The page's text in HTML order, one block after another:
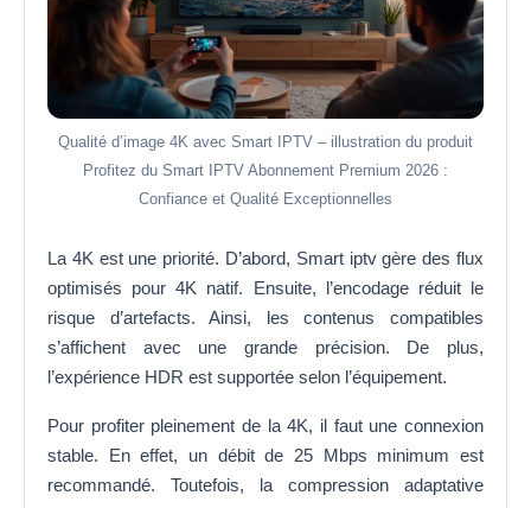
Qualité d’image 4K avec Smart IPTV – illustration du produit
Profitez du Smart IPTV Abonnement Premium 2026 :
Confiance et Qualité Exceptionnelles
La 4K est une priorité. D’abord, Smart iptv gère des flux
optimisés pour 4K natif. Ensuite, l’encodage réduit le
risque d’artefacts. Ainsi, les contenus compatibles
s’affichent avec une grande précision. De plus,
l’expérience HDR est supportée selon l’équipement.
Pour profiter pleinement de la 4K, il faut une connexion
stable. En effet, un débit de 25 Mbps minimum est
recommandé. Toutefois, la compression adaptative